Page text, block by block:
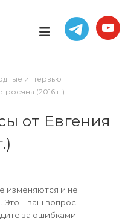
интервью
(2016 г.)
от Евгения
изменяются и не
– ваш вопрос.
за ошибками.